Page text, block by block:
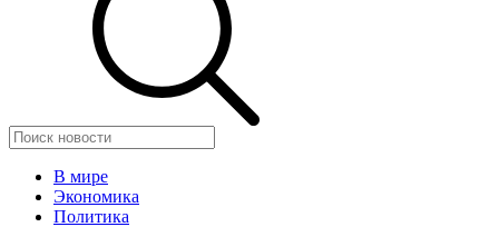
В мире
Экономика
Политика